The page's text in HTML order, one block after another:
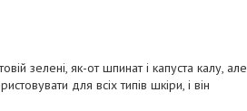
зелені, як-от шпинат і капуста калу, але
для всіх типів шкіри, і він